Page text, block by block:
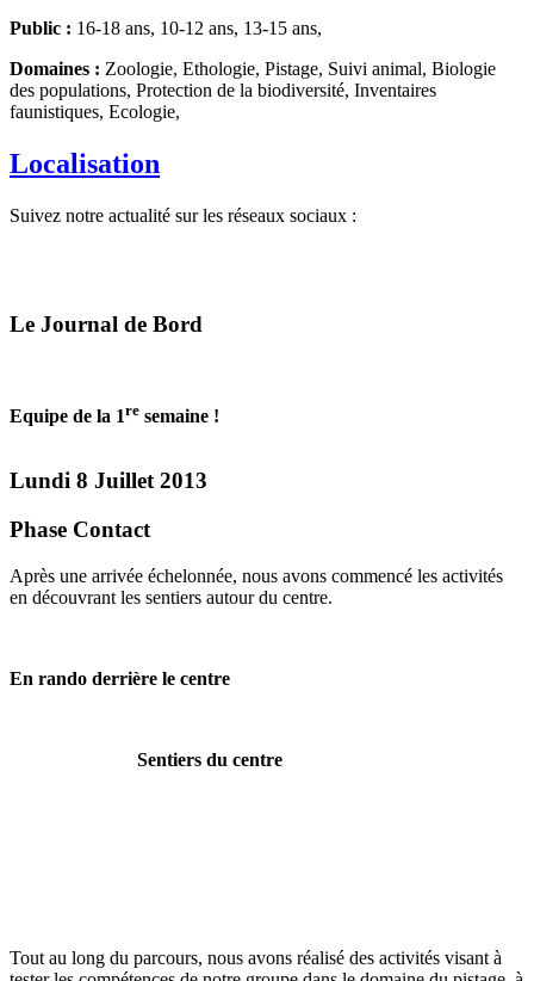
Public : 16-18 ans, 10-12 ans, 13-15 ans,
Domaines : Zoologie, Ethologie, Pistage, Suivi animal, Biologie
des populations, Protection de la biodiversité, Inventaires
faunistiques, Ecologie,
Localisation
Suivez notre actualité sur les réseaux sociaux :
Le Journal de Bord
Equipe de la 1re semaine !
Lundi 8 Juillet 2013
Phase Contact
Après une arrivée échelonnée, nous avons commencé les activités
en découvrant les sentiers autour du centre.
En rando derrière le centre
Sentiers du centre
Tout au long du parcours, nous avons réalisé des activités visant à